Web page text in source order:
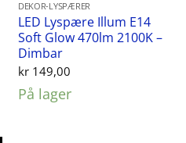
DEKOR-LYSPÆRER
LED Lyspære Illum E14
Soft Glow 470lm 2100K –
Dimbar
kr149,00
På lager